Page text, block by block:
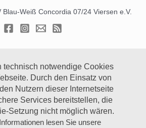
Weiß Concordia 07/24 Viersen e.V.
technisch notwendige Cookies
Durch den Einsatz von
Nutzern dieser Internetseite
Services bereitstellen, die
Setzung nicht möglich wären.
lesen Sie unsere